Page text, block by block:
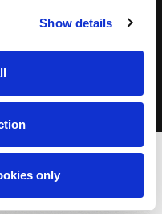
Show details
only
industria